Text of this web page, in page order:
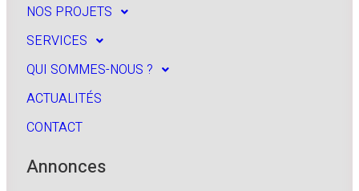
NOS PROJETS
SERVICES
QUI SOMMES-NOUS ?
ACTUALITÉS
CONTACT
Annonces